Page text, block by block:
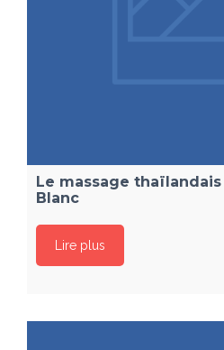
Le massage
Blanc
Lire plus